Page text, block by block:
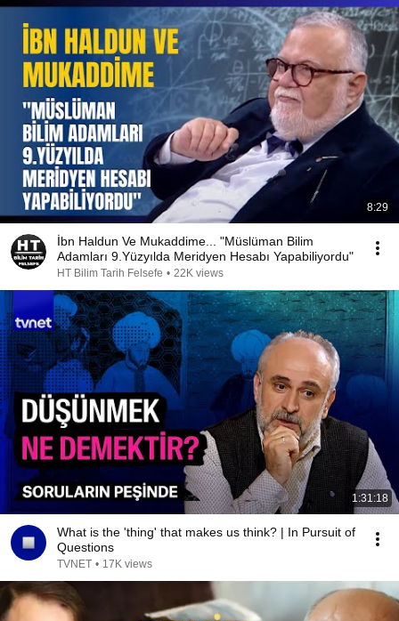
8:29
İbn Haldun Ve Mukaddime... "Müslüman Bilim
Adamları 9.Yüzyılda Meridyen Hesabı Yapabiliyordu"
HT Bilim Tarih Felsefe • 22K views
1:31:18
What is the 'thing' that makes us think? | In Pursuit of
Questions
TVNET • 17K views